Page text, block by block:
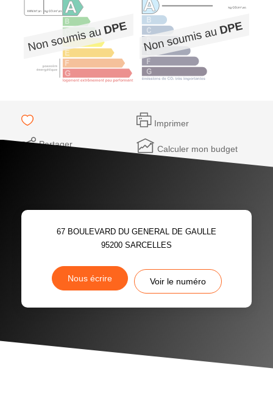
Imprimer
Partager Calculer mon budget
67 BOULEVARD DU GENERAL DE GAULLE
95200 SARCELLES
Nous écrire Voir le numéro